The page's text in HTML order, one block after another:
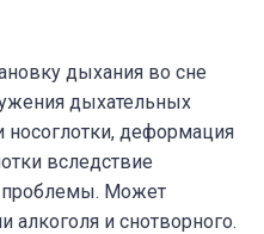
дыхания во сне
дыхательных
носоглотки, деформация
вследствие
проблемы. Может
алкоголя и снотворного.